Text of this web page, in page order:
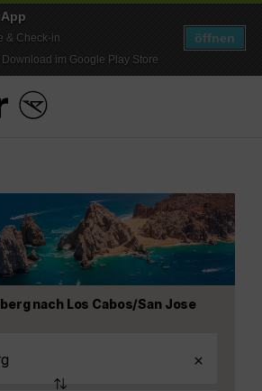
& Check-in
Download im Google Play Store
öffnen
nach Los Cabos/San Jose